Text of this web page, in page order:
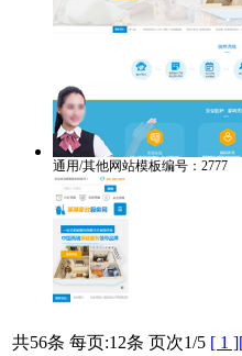
通用/其他网站模板编号：2777
共56条 每页:12条 页次1/5 [ 1 ]